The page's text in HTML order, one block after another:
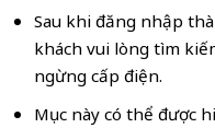
Sau khi đăng nhập
khách vui lòng tìm
ngừng cấp điện.
Mục này có thể được